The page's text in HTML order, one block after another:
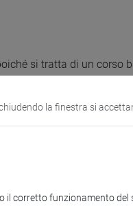
si tratta di un
economica dei processi
la finestra si
il corretto funzionamento